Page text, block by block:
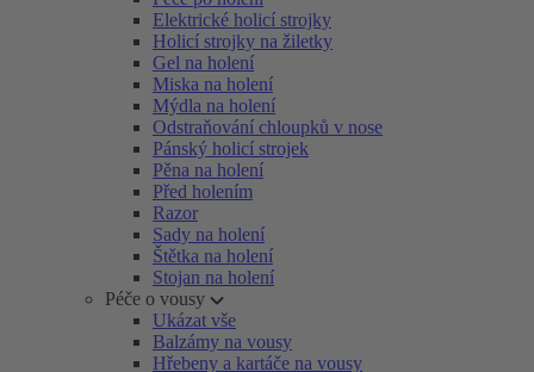
Elektrické holicí strojky
Holicí strojky na žiletky
Gel na holení
Miska na holení
Mýdla na holení
Odstraňování chloupků v nose
Pánský holicí strojek
Pěna na holení
Před holením
Razor
Sady na holení
Štětka na holení
Stojan na holení
Péče o vousy
Ukázat vše
Balzámy na vousy
Hřebeny a kartáče na vousy